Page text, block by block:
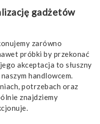
gadżetów
zarówno
próbki by przekonać
akceptacja to słuszny
handlowcem.
potrzebach oraz
znajdziemy